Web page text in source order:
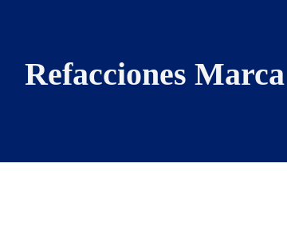
Refacciones